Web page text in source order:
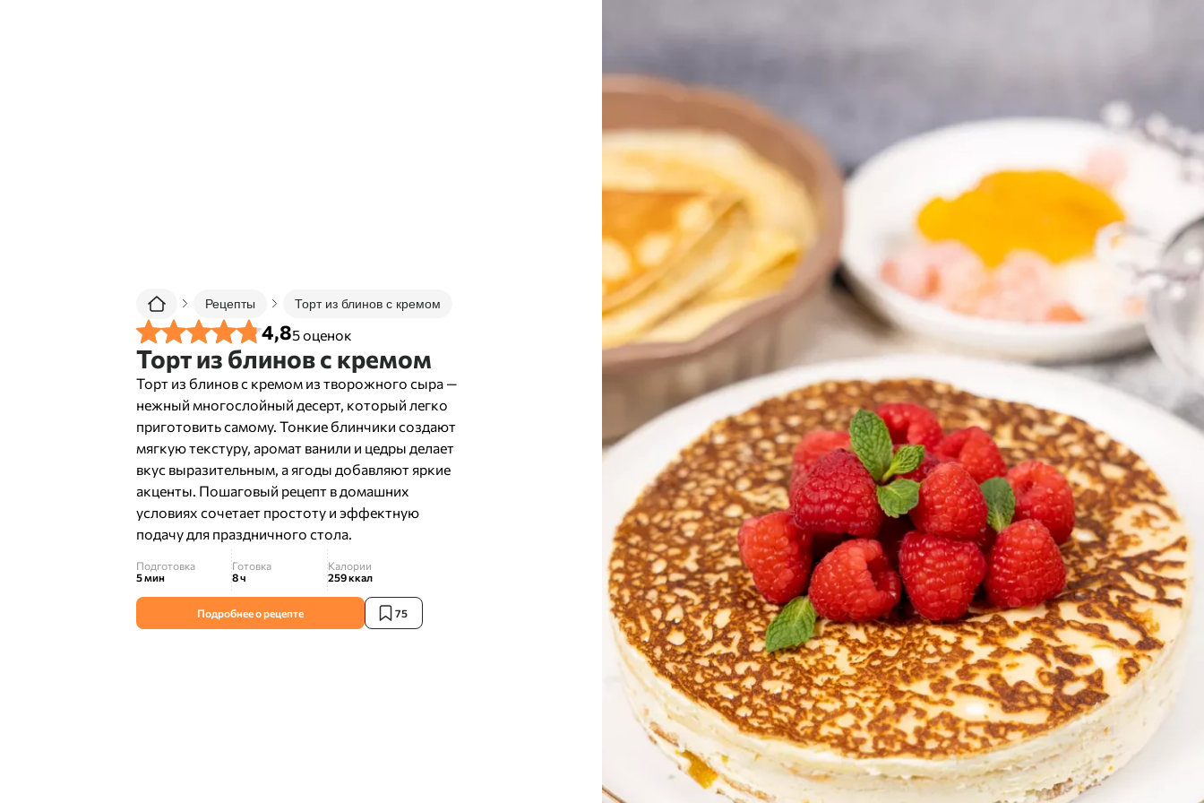
Рецепты Торт из блинов с кремом
4,85оценок
Торт из блинов с кремом
Торт из блинов с кремом из творожного сыра —
нежный многослойный десерт, который легко
приготовить самому. Тонкие блинчики создают
мягкую текстуру, аромат ванили и цедры делает
вкус выразительным, а ягоды добавляют яркие
акценты. Пошаговый рецепт в домашних
условиях сочетает простоту и эффектную
подачу для праздничного стола.
Подготовка
5 мин
Готовка
8 ч
Калории
259ккал
Подробнее о рецепте 75